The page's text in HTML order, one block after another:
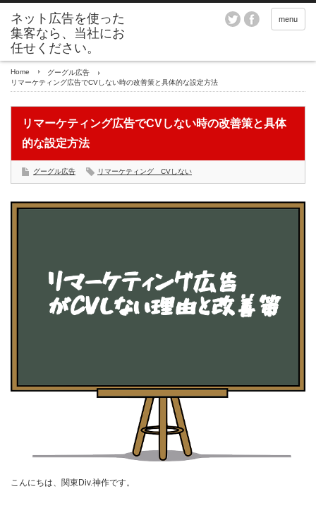
menu
Home
グーグル広告
リマーケティング広告でCVしない時の改善策と具体的な設定方法
リマーケティング広告でCVしない時の改善策と具体
的な設定方法
グーグル広告 リマーケティング CVしない
こんにちは、関東Div.神作です。